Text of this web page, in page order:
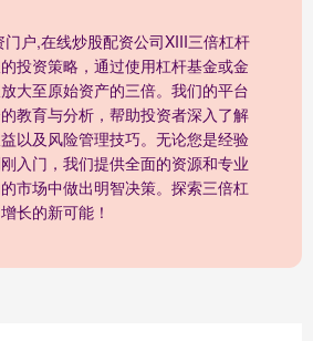
户,在线炒股配资公司XIII‌三倍杠杆
投资策略，通过使用杠杆基金或金
大至原始资产的三倍。我们的平台
教育与分析，帮助投资者深入了解
以及风险管理技巧。无论您是经验
入门，我们提供全面的资源和专业
市场中做出明智决策。探索三倍杠
长的新可能！